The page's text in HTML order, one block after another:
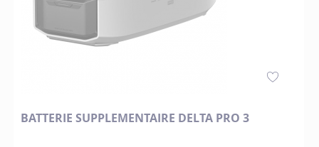
BATTERIE SUPPLEMENTAIRE DELTA PRO 3